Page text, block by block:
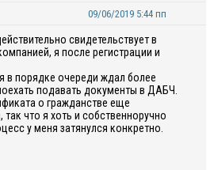
09/06/2019 5:44 пп
свидетельствует в
я после регистрации и
в порядке очереди ждал более
подавать документы в ДАБЧ.
о гражданстве еще
что я хоть и собственноручно
у меня затянулся конкретно.